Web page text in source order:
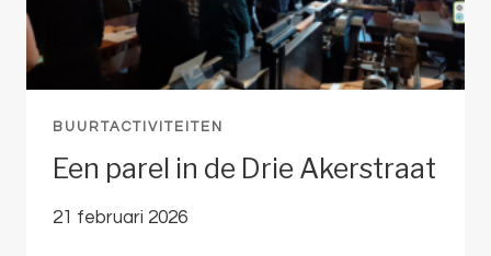
BUURTACTIVITEITEN
Een parel in de Drie Akerstraat
21 februari 2026